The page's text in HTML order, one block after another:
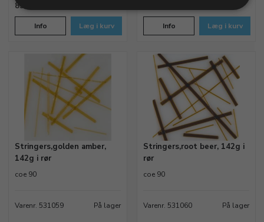
89,87 DKK
Info Læg i kurv Info Læg i kurv
Stringers,golden amber,
142g i rør
coe 90
Varenr. 531059 På lager
Stringers,root beer, 142g i
rør
coe 90
Varenr. 531060 På lager